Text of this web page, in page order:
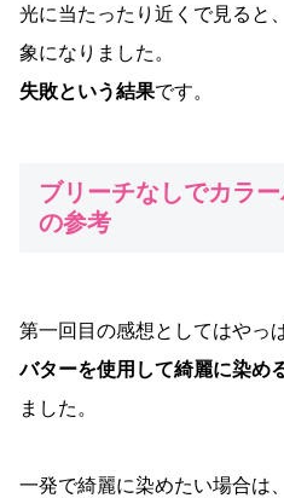
光に当たったり近くで見ると
象になりました。
失敗という結果です。
ブリーチなしでカラ
の参考
第一回目の感想としてはやっ
バターを使用して綺麗に染め
ました。
一発で綺麗に染めたい場合は